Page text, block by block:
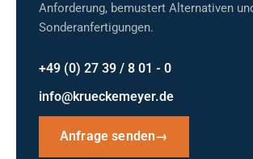
Anforderung, bemustert Alternativen
Sonderanfertigungen.
+49 (0) 27 39 / 8 01 - 0
info@krueckemeyer.de
Anfrage senden→